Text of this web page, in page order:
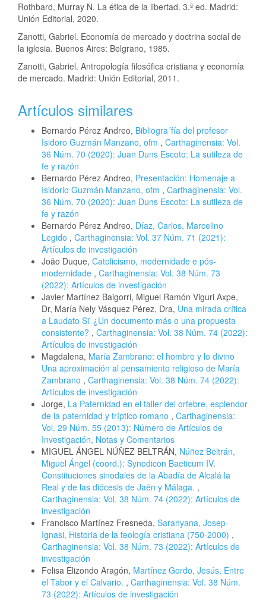
Rothbard, Murray N. La ética de la libertad. 3.ª ed. Madrid:
Unión Editorial, 2020.
Zanotti, Gabriel. Economía de mercado y doctrina social de
la iglesia. Buenos Aires: Belgrano, 1985.
Zanotti, Gabriel. Antropología filosófica cristiana y economía
de mercado. Madrid: Unión Editorial, 2011.
Artículos similares
Bernardo Pérez Andreo, Bibliogra´fía del profesor
Isidoro Guzmán Manzano, ofm , Carthaginensia: Vol.
36 Núm. 70 (2020): Juan Duns Escoto: La sutileza de
fe y razón
Bernardo Pérez Andreo, Presentación: Homenaje a
Isidorio Guzmán Manzano, ofm , Carthaginensia: Vol.
36 Núm. 70 (2020): Juan Duns Escoto: La sutileza de
fe y razón
Bernardo Pérez Andreo, Díaz, Carlos, Marcelino
Legido , Carthaginensia: Vol. 37 Núm. 71 (2021):
Artículos de investigación
João Duque, Catolicismo, modernidade e pós-
modernidade , Carthaginensia: Vol. 38 Núm. 73
(2022): Artículos de investigación
Javier Martínez Baigorri, Miguel Ramón Viguri Axpe,
Dr, María Nely Vásquez Pérez, Dra, Una mirada crítica
a Laudato Si' ¿Un documento más o una propuesta
consistente? , Carthaginensia: Vol. 38 Núm. 74 (2022):
Artículos de investigación
Magdalena, María Zambrano: el hombre y lo divino
Una aproximación al pensamiento religioso de María
Zambrano , Carthaginensia: Vol. 38 Núm. 74 (2022):
Artículos de investigación
Jorge, La Paternidad en el taller del orfebre, esplendor
de la paternidad y tríptico romano , Carthaginensia:
Vol. 29 Núm. 55 (2013): Número de Artículos de
Investigación, Notas y Comentarios
MIGUEL ÁNGEL NÚÑEZ BELTRÁN, Núñez Beltrán,
Miguel Ángel (coord.): Synodicon Baeticum IV.
Constituciones sinodales de la Abadía de Alcalá la
Real y de las diócesis de Jaén y Málaga. ,
Carthaginensia: Vol. 38 Núm. 74 (2022): Artículos de
investigación
Francisco Martínez Fresneda, Saranyana, Josep-
Ignasi, Historia de la teología cristiana (750-2000) ,
Carthaginensia: Vol. 38 Núm. 73 (2022): Artículos de
investigación
Felisa Elizondo Aragón, Martínez Gordo, Jesús, Entre
el Tabor y el Calvario. , Carthaginensia: Vol. 38 Núm.
73 (2022): Artículos de investigación